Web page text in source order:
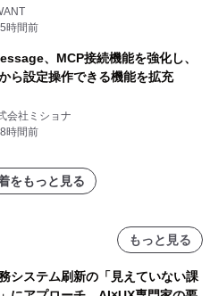
5時間前
、MCP接続機能を強化し、
ら設定操作できる機能を拡充
会社ミショナ
8時間前
をもっと見る
もっと見る
システム刷新の「見えていない課